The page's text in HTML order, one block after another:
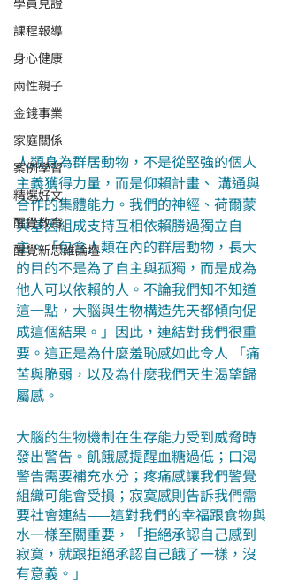
課程報導
身心健康
兩性親子
金錢事業
家庭關係
案例學習
精選好文
醒覺教育
醒覺新思維論壇
人類身為群居動物，不是從堅強的個人
主義獲得力量，而是仰賴計畫、 溝通與
合作的集體能力。我們的神經、荷爾蒙
與基因組成支持互相依賴勝過獨立自
主。「包含人類在內的群居動物，長大
的目的不是為了自主與孤獨，而是成為
他人可以依賴的人。不論我們知不知道
這一點，大腦與生物構造先天都傾向促
成這個結果。」因此，連結對我們很重
要。這正是為什麼羞恥感如此令人 「痛
苦與脆弱，以及為什麼我們天生渴望歸
屬感。
大腦的生物機制在生存能力受到威脅時
發出警告。飢餓感提醒血糖過低；口渴
警告需要補充水分；疼痛感讓我們警覺
組織可能會受損；寂寞感則告訴我們需
要社會連結——這對我們的幸福跟食物與
水一樣至關重要，「拒絕承認自己感到
寂寞，就跟拒絕承認自己餓了一樣，沒
有意義。」